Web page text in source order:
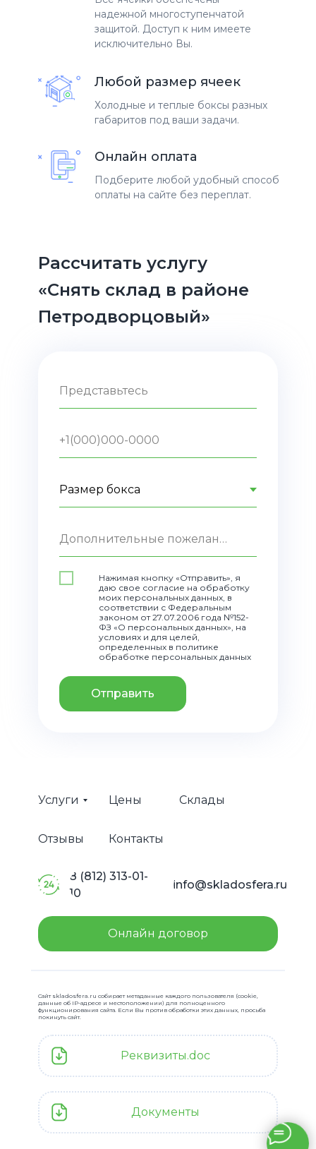
надежной многоступенчатой
защитой. Доступ к ним имеете
исключительно Вы.
Любой размер ячеек
Холодные и теплые боксы разных
габаритов под ваши задачи.
Онлайн оплата
Подберите любой удобный способ
оплаты на сайте без переплат.
Рассчитать услугу
«Cнять склад в районе
Петродворцовый»
Представьтесь
+1(000)000-0000
Дополнительные пожелания
Нажимая кнопку «Отправить», я
даю свое согласие на обработку
моих персональных данных, в
соответствии с Федеральным
законом от 27.07.2006 года №152-
ФЗ «О персональных данных», на
условиях и для целей,
определенных в политике
обработке персональных данных
Отправить
Услуги Цены Склады
Отзывы Контакты
Онлайн договор
8 (812) 313-01-
10
info@skladosfera.ru
Реквизиты.doc
Документы
Сайт skladosfera.ru собирает метаданные каждого пользователя (cookie,
данные об IP-адресе и местоположении) для полноценного
функционирования сайта. Если Вы против обработки этих данных, просьба
покинуть сайт.